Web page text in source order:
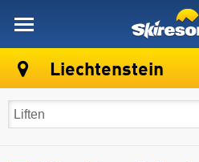
Liechtenstein